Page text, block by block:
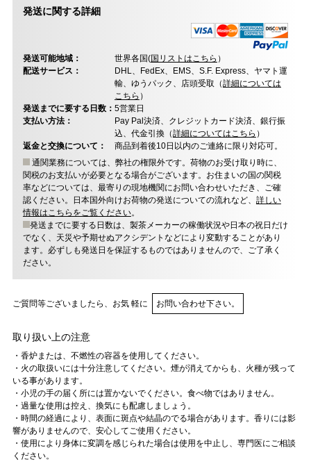
発送に関する詳細
発送可能地域： 世界各国(国リストはこちら ）
配送サービス：
DHL、FedEx、EMS、S.F. Express、ヤマト運
輸、ゆうパック、店頭受取（詳細については
こちら ）
発送までに要する日数： 5営業日
支払い方法：
Pay Pal決済、クレジットカード決済、銀行振
込、代金引換（詳細についてはこちら ）
返金と交換について：
商品到着後10日以内のご連絡に限り対応可。
通関業務については、弊社の権限外です。荷物のお受け取り時に、
関税のお支払いが必要となる場合がございます。お住まいの国の関税
率などについては、最寄りの現地機関にお問い合わせいただき、ご確
認ください。日本国外向けお荷物の発送についての流れなど、 詳しい
情報はこちらをご覧ください。
発送までに要する日数は、製茶メーカーの稼働状況や日本の祝日だけ
でなく、天災や予期せぬアクシデントなどにより変動することがあり
ます。必ずしも発送日を保証するものではありませんので、ご了承く
ださい。
ご質問等ございましたら、お気 軽に お問い合わせ下さい。
取り扱い上の注意
・香炉または、不燃性の容器を使用してください。
・火の取扱いには十分注意してください。煙が消えてからも、火種が残って
いる事があります。
・小児の手の届く所には置かないでください。食べ物ではありません。
・過量な使用は控え、換気にも配慮しましょう。
・時間の経過により、表面に斑点や結晶のでる場合があります。香りには影
響がありませんので、安心してご使用ください。
・使用により身体に変調を感じられた場合は使用を中止し、専門医にご相談
ください。